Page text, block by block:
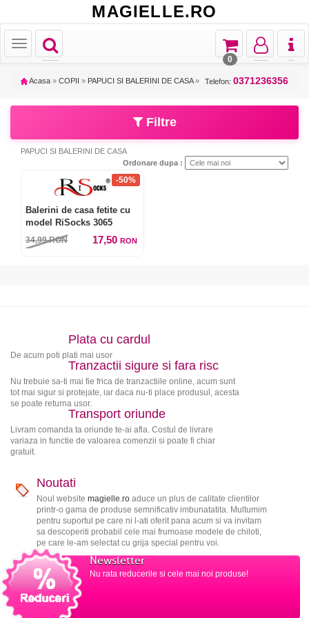
MAGIELLE.RO
Toggle
navigation
Toggle
Toggle
navigation
Toggle
navigation
Toggle
navigation
0
Acasa » COPII » PAPUCI SI BALERINI DE CASA » Telefon: 0371236356
Filtre
PAPUCI SI BALERINI DE CASA
Ordonare dupa :
-50%
Balerini de casa fetite cu
model RiSocks 3065
34,99RON 17,50 RON
Plata cu cardul
De acum poti plati mai usor
Tranzactii sigure si fara risc
Nu trebuie sa-ti mai fie frica de tranzactiile online, acum sunt
tot mai sigur si protejate, iar daca nu-ti place produsul, acesta
se poate returna usor.
Transport oriunde
Livram comanda ta oriunde te-ai afla. Costul de livrare
variaza in functie de valoarea comenzii si poate fi chiar
gratuit.
Noutati
Noul website magielle.roaduce un plus de calitate clientilor
printr-o gama de produse semnificativ imbunatatita. Multumim
pentru suportul pe care ni l-ati oferit pana acum si va invitam
sa descoperiti probabil cele mai frumoase modele de chiloti,
pe care le-am selectat cu grija special pentru voi.
Newsletter
Nu rata reducerile si cele mai noi produse!